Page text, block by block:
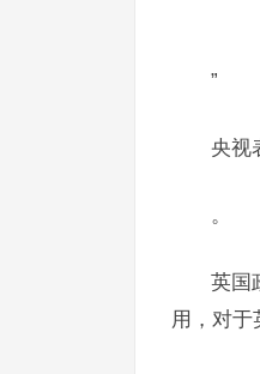
”
央视
。
英国
用，对于